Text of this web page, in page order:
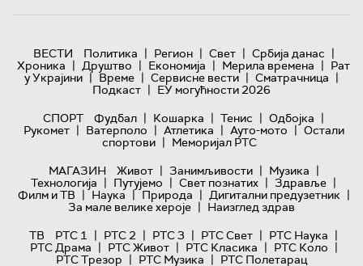
ВЕСТИ Политика | Регион | Свет | Србија данас |
Хроника | Друштво | Економија | Мерила времена | Рат
у Украјини | Време | Сервисне вести | Сматрачница |
Подкаст | ЕУ могућности 2026
СПОРТ
Фудбал | Кошарка | Тенис | Одбојка |
Рукомет | Ватерполо | Атлетика | Ауто-мото | Остали
спортови | Меморијал РТС
МАГАЗИН
Живот | Занимљивости | Музика |
Технологијa | Путујемо | Свет познатих | Здравље |
Филм и ТВ | Наука | Природа | Дигитални предузетник |
За мале велике хероје | Наизглед здрав
ТВ
РТС 1 | РТС 2 | РТС 3 | РТС Свет | РТС Наука |
РТС Драма | РТС Живот | РТС Класика | РТС Коло |
РТС Трезор | РТС Музика | РТС Полетарац